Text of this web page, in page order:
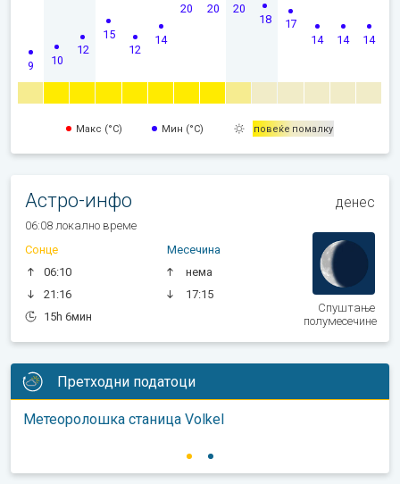
9 10
12
15
12
14
20 20 20
18 17
14 14 14
Макс (°C) Мин (°C) повеќе помалку
Астро-инфо денес
06:08 локално време
Сонце
06:10
21:16
15h 6мин
Месечина
нема
17:15
Спуштање
полумесечине
Претходни податоци
Метеоролошка станица Volkel